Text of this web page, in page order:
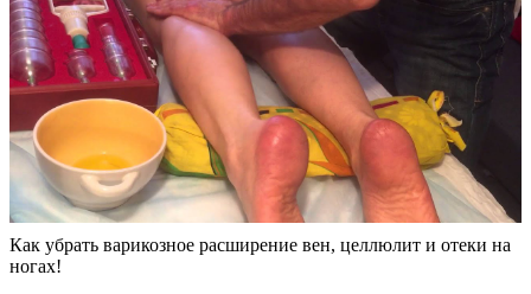
Как убрать варикозное расширение вен, целлюлит и отеки на
ногах!